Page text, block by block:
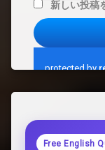
新しい投稿
Free English